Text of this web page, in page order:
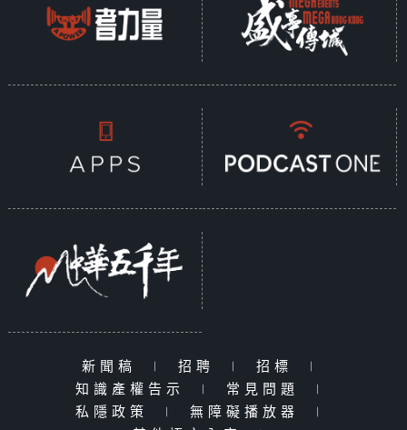
新聞稿 | 招聘 | 招標
|
知識產權告示
| 常見問題
|
私隱政策
| 無障礙播放器
|